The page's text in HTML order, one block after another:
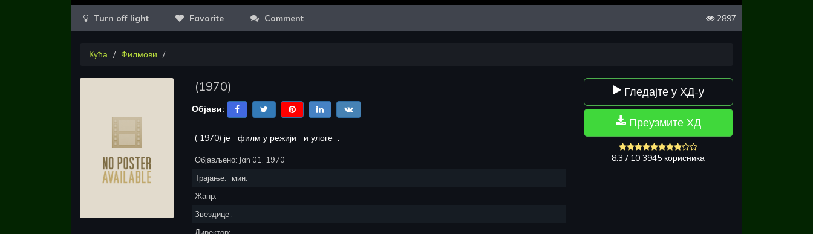
Favorite Comment 2897
Кућа Филмови
(1970)
Објави:
( 1970) је филм у режији и улоге .
Објављено: Jan 01, 1970
Трајање:
мин.
Жанр:
Звездице :
Гледајте у ХД-у
Преузмите ХД
8.3 / 10 3945 корисника